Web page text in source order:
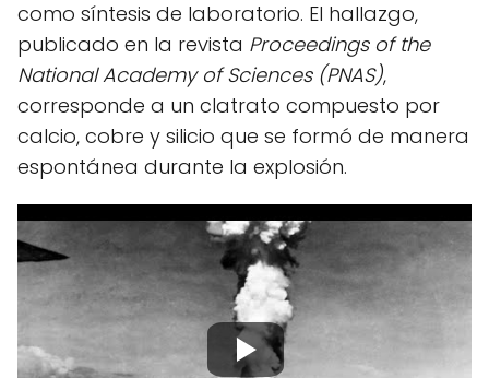
como síntesis de laboratorio. El hallazgo,
publicado en la revista Proceedings of the
National Academy of Sciences (PNAS),
corresponde a un clatrato compuesto por
calcio, cobre y silicio que se formó de manera
espontánea durante la explosión.